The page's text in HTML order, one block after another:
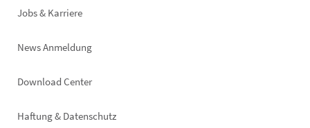
Jobs & Karriere
News Anmeldung
Footer
Download Center
Haftung & Datenschutz